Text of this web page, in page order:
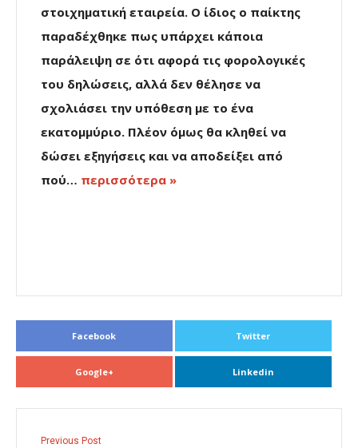
στοιχηματική εταιρεία. Ο ίδιος ο παίκτης
παραδέχθηκε πως υπάρχει κάποια
παράλειψη σε ότι αφορά τις φορολογικές
του δηλώσεις, αλλά δεν θέλησε να
σχολιάσει την υπόθεση με το ένα
εκατομμύριο. Πλέον όμως θα κληθεί να
δώσει εξηγήσεις και να αποδείξει από
πού… περισσότερα »
Facebook Twitter
Google+ Linkedin
Previous Post